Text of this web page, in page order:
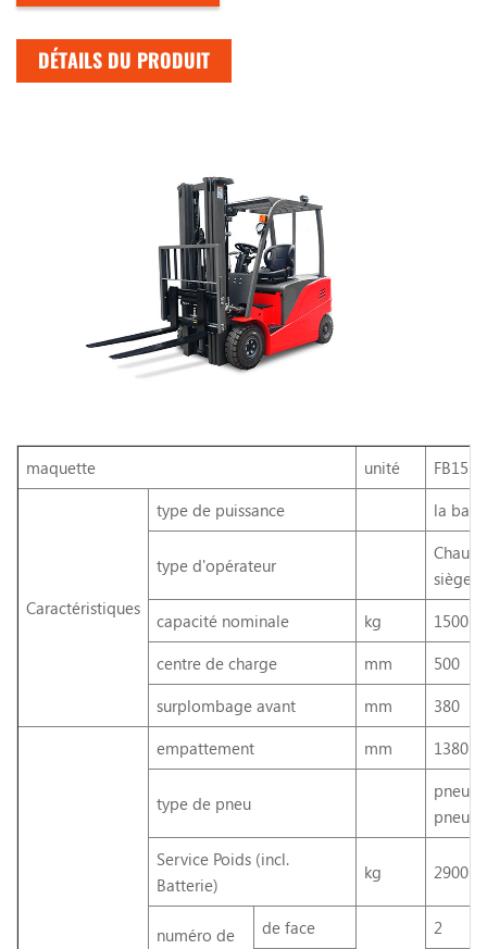
DÉTAILS DU PRODUIT
maquette unité FB15
Caractéristiques
type de puissance la
type d'opérateur
siège
capacité nominale
kg
1500
centre de charge
mm
500
surplombage avant
mm 380
empattement mm 1380
type de pneu
pneu
Service Poids (incl.
Batterie)
kg 2900
numéro de
de face
2